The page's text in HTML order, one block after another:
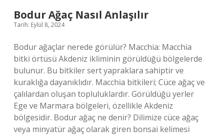
Bodur Ağaç Nasıl Anlaşılır
Tarih: Eylül 8, 2024
Bodur ağaçlar nerede görülür? Macchia: Macchia
bitki örtüsü Akdeniz ikliminin görüldüğü bölgelerde
bulunur. Bu bitkiler sert yapraklara sahiptir ve
kuraklığa dayanıklıdır. Macchia bitkileri; Cüce ağaç ve
çalılardan oluşan topluluklardır. Görüldüğü yerler
Ege ve Marmara bölgeleri, özellikle Akdeniz
bölgesidir. Bodur ağaç ne denir? Dilimize cüce ağaç
veya minyatür ağaç olarak giren bonsai kelimesi